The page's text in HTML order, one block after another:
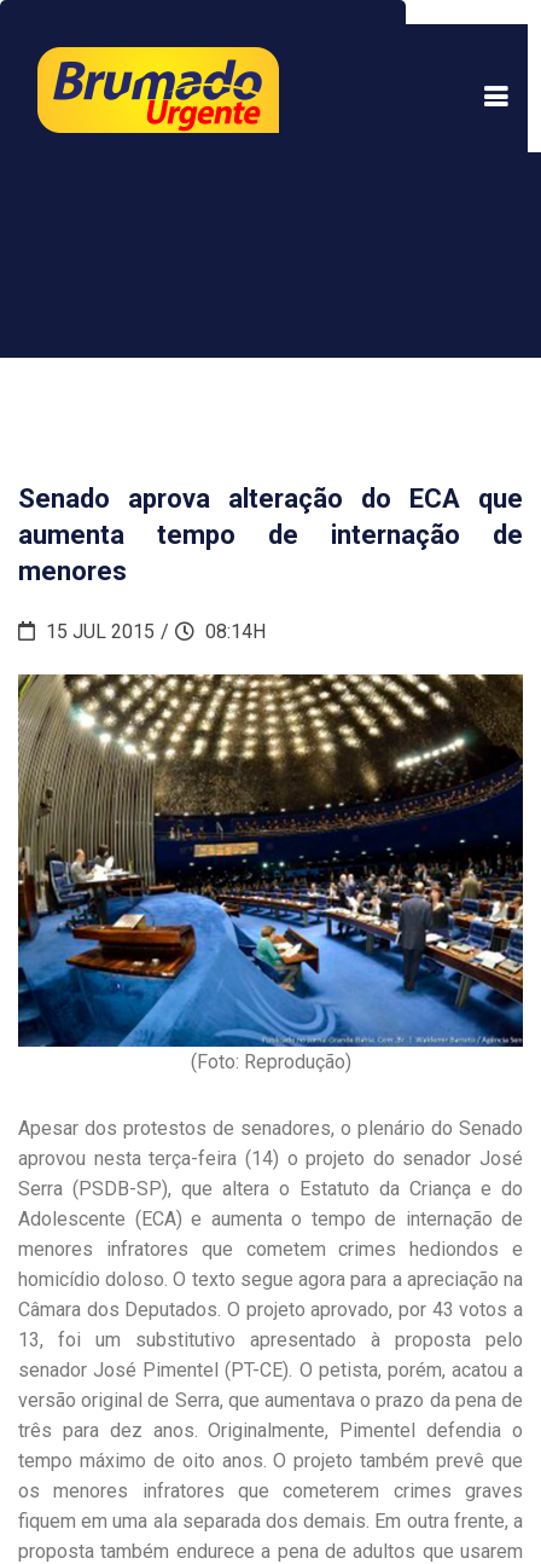
experiência. Ao continuar a navegar, você está
de acordo com isso.Saber mais.
Senado aprova alteração do ECA que
aumenta tempo de internação de
menores
15 JUL 2015 08:14H
(Foto: Reprodução)
Apesar dos protestos de senadores, o plenário do Senado
aprovou nesta terça-feira (14) o projeto do senador José
Serra (PSDB-SP), que altera o Estatuto da Criança e do
Adolescente (ECA) e aumenta o tempo de internação de
menores infratores que cometem crimes hediondos e
homicídio doloso. O texto segue agora para a apreciação na
Câmara dos Deputados. O projeto aprovado, por 43 votos a
13, foi um substitutivo apresentado à proposta pelo
senador José Pimentel (PT-CE). O petista, porém, acatou a
versão original de Serra, que aumentava o prazo da pena de
três para dez anos. Originalmente, Pimentel defendia o
tempo máximo de oito anos. O projeto também prevê que
os menores infratores que cometerem crimes graves
fiquem em uma ala separada dos demais. Em outra frente, a
proposta também endurece a pena de adultos que usarem